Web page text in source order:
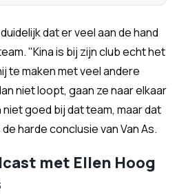
dat er veel aan de hand
"Kina is bij zijn club echt het
te maken met veel andere
niet loopt, gaan ze naar elkaar
goed bij dat team, maar dat
harde conclusie van Van As.
met Ellen Hoog